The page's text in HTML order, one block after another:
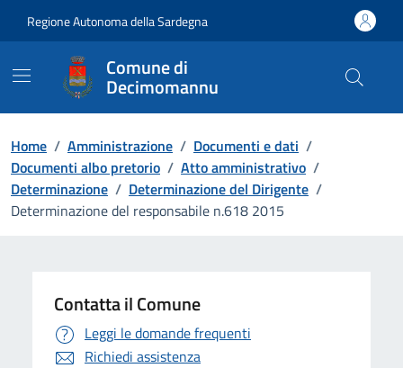
Regione Autonoma della Sardegna
Comune di
Decimomannu
Home / Amministrazione / Documenti e dati /
Documenti albo pretorio / Atto amministrativo /
Determinazione / Determinazione del Dirigente /
Determinazione del responsabile n.618 2015
Contatta il Comune
Leggi le domande frequenti
Richiedi assistenza